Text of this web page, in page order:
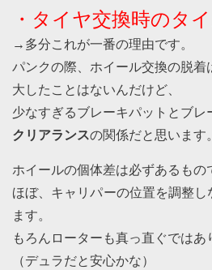
・タイヤ交換時のタ
→多分これが一番の理由です。
パンクの際、ホイール交換の脱着
大したことはないんだけど、
少なすぎるブレーキパットとブレ
クリアランスの関係だと思います。
ホイールの個体差は必ずあるもの
ほぼ、キャリパーの位置を調整
ます。
もろんローターも真っ直ぐではあ
（デュラだと安心かな）